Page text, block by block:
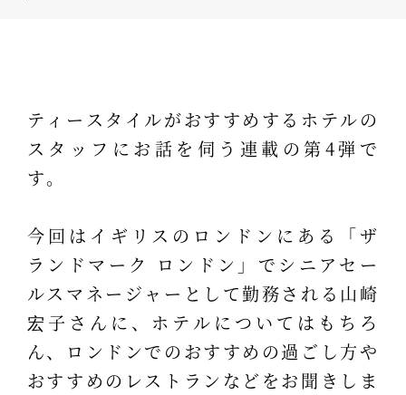
ティースタイルがおすすめするホテルの
スタッフにお話を伺う連載の第4弾で
す。
今回はイギリスのロンドンにある「ザ
ランドマーク ロンドン」でシニアセー
ルスマネージャーとして勤務される山崎
宏子さんに、ホテルについてはもちろ
ん、ロンドンでのおすすめの過ごし方や
おすすめのレストランなどをお聞きしま